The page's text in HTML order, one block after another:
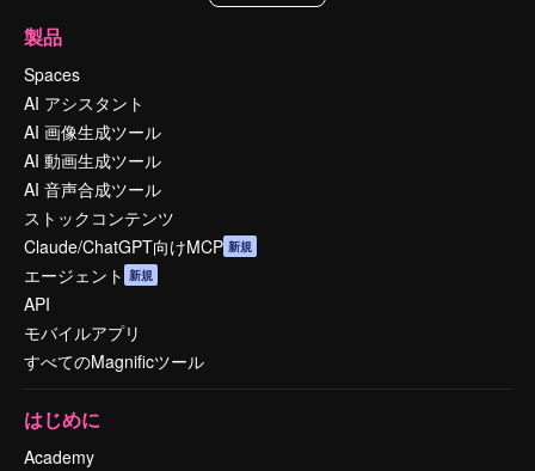
製品
Spaces
AI アシスタント
AI 画像生成ツール
AI 動画生成ツール
AI 音声合成ツール
ストックコンテンツ
Claude/ChatGPT向けMCP 新規
エージェント 新規
API
モバイルアプリ
すべてのMagnificツール
はじめに
Academy